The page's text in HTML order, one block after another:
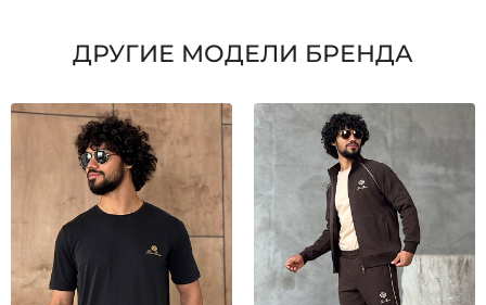
ДРУГИЕ МОДЕЛИ БРЕНДА